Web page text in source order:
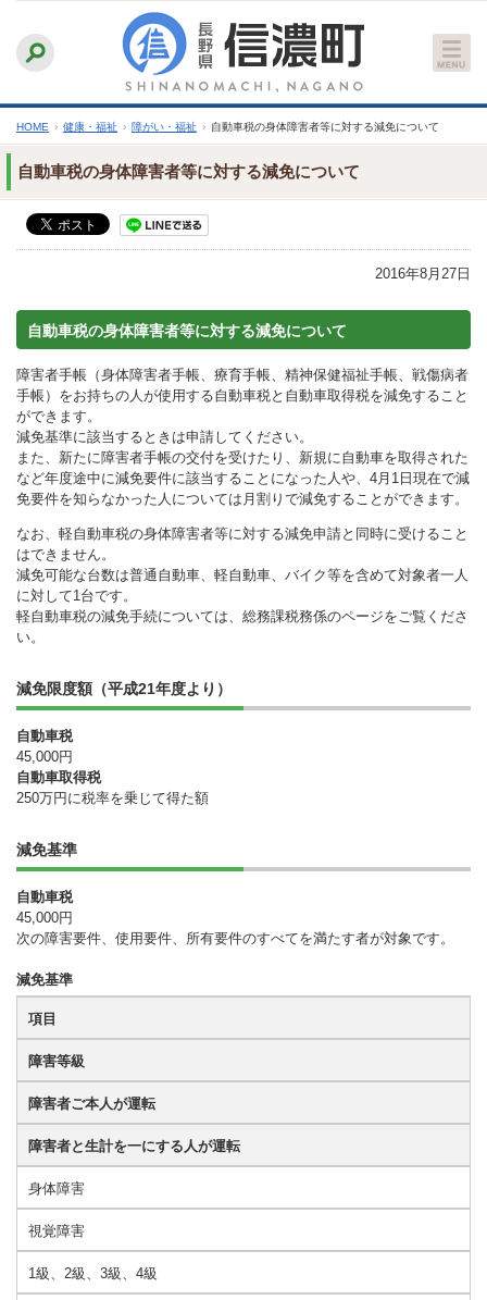
文
へ
ふりがなをつける
文字サイズ
縮小 標準 拡大
HOME › 健康・福祉 › 障がい・福祉 › 自動車税の身体障害者等に対する減免について
自動車税の身体障害者等に対する減免について
2016年8月27日
自動車税の身体障害者等に対する減免について
障害者手帳（身体障害者手帳、療育手帳、精神保健福祉手帳、戦傷病者
手帳）をお持ちの人が使用する自動車税と自動車取得税を減免すること
ができます。
減免基準に該当するときは申請してください。
また、新たに障害者手帳の交付を受けたり、新規に自動車を取得された
など年度途中に減免要件に該当することになった人や、4月1日現在で減
免要件を知らなかった人については月割りで減免することができます。
なお、軽自動車税の身体障害者等に対する減免申請と同時に受けること
はできません。
減免可能な台数は普通自動車、軽自動車、バイク等を含めて対象者一人
に対して1台です。
軽自動車税の減免手続については、総務課税務係のページをご覧くださ
い。
減免限度額（平成21年度より）
自動車税
45,000円
自動車取得税
250万円に税率を乗じて得た額
減免基準
自動車税
45,000円
次の障害要件、使用要件、所有要件のすべてを満たす者が対象です。
減免基準
項目
障害等級
障害者ご本人が運転
障害者と生計を一にする人が運転
身体障害
視覚障害
1級、2級、3級、4級